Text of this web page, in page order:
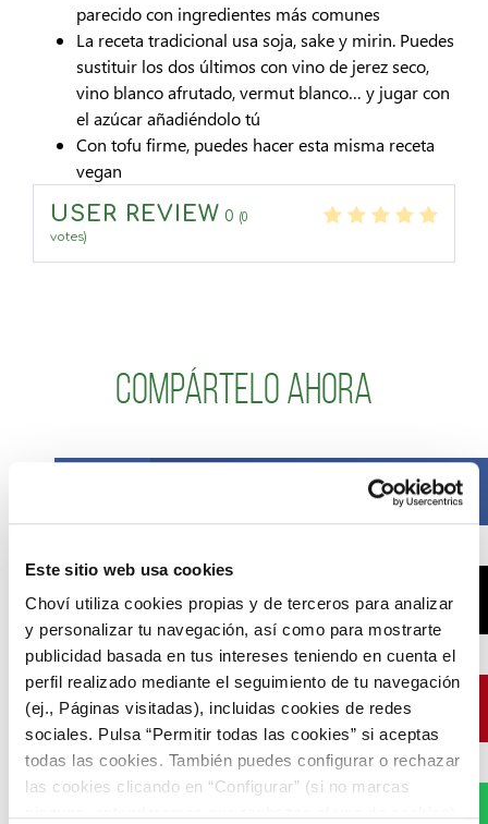
Este sitio web usa cookies
Choví utiliza cookies propias y de terceros para analizar
y personalizar tu navegación, así como para mostrarte
publicidad basada en tus intereses teniendo en cuenta el
perfil realizado mediante el seguimiento de tu navegación
(ej., Páginas visitadas), incluidas cookies de redes
sociales. Pulsa “Permitir todas las cookies” si aceptas
todas las cookies. También puedes configurar o rechazar
las cookies clicando en “Configurar” (si no marcas
parecido con ingredientes más comunes
La receta tradicional usa soja, sake y mirin. Puedes
sustituir los dos últimos con vino de jerez seco,
vino blanco afrutado, vermut blanco… y jugar con
el azúcar añadiéndolo tú
Con tofu firme, puedes hacer esta misma receta
vegan
USER REVIEW 0 (0
votes)
Compártelo ahora
X
Pinterest